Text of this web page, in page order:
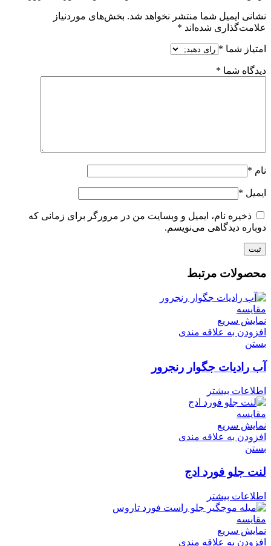
نشانی ایمیل شما منتشر نخواهد شد. بخش‌های موردنیاز
علامت‌گذاری شده‌اند *
امتیاز شما *
دیدگاه شما *
نام *
ایمیل *
ذخیره نام، ایمیل و وبسایت من در مرورگر برای زمانی که
دوباره دیدگاهی می‌نویسم.
محصولات مرتبط
مقایسه
نمایش سریع
افزودن به علاقه مندی
بستن
آب رادیات جگوار رنجرور
اطلاعات بیشتر
مقایسه
نمایش سریع
افزودن به علاقه مندی
بستن
لنت جلو فورد ادج
اطلاعات بیشتر
مقایسه
نمایش سریع
افزودن به علاقه مندی